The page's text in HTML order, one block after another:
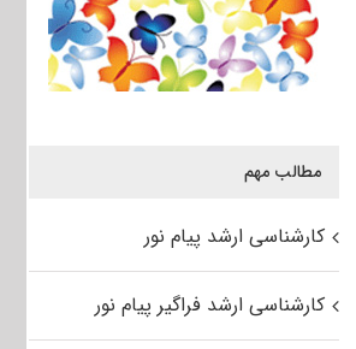
مطالب مهم
کارشناسی ارشد پیام نور
کارشناسی ارشد فراگیر پیام نور